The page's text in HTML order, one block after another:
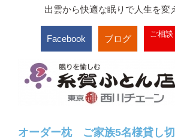
出雲から快適な眠りで人生を変
Facebook ブログ
ご相
オーダー枕 ご家族5名様貸し